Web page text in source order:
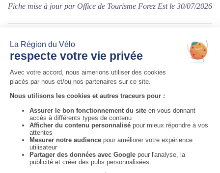
Fiche mise à jour par Office de Tourisme Forez Est le 30/07/2026
Contact
route le montal
bords de Loire
42110 Cleppé
Tél. 04 77 26 09 61
Auvergne-Rhône-Alpes Tourisme